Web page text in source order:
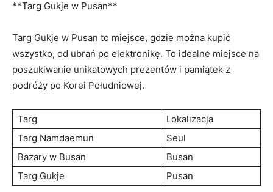
**Targ Gukje w Pusan**
Targ Gukje ​w Pusan to miejsce, gdzie można kupić
wszystko, od ubrań po ⁣elektronikę. ‌To idealne miejsce​ na
poszukiwanie unikatowych prezentów i pamiątek z
podróży po Korei⁢ Południowej.
Targ
Lokalizacja
Targ Namdaemun
Seul
Bazary w⁣ Busan
Busan
Targ Gukje
Pusan